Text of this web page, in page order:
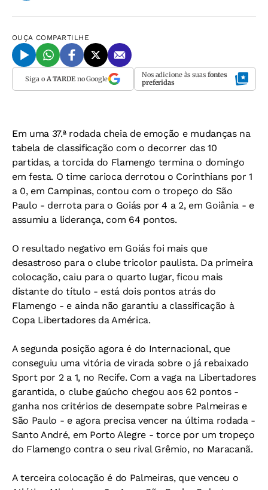
OUÇA COMPARTILHE
Siga o A TARDEno Google Nos adicione às suas fontes
preferidas
Em uma 37.ª rodada cheia de emoção e mudanças na
tabela de classificação com o decorrer das 10
partidas, a torcida do Flamengo termina o domingo
em festa. O time carioca derrotou o Corinthians por 1
a 0, em Campinas, contou com o tropeço do São
Paulo - derrota para o Goiás por 4 a 2, em Goiânia - e
assumiu a liderança, com 64 pontos.
O resultado negativo em Goiás foi mais que
desastroso para o clube tricolor paulista. Da primeira
colocação, caiu para o quarto lugar, ficou mais
distante do título - está dois pontos atrás do
Flamengo - e ainda não garantiu a classificação à
Copa Libertadores da América.
A segunda posição agora é do Internacional, que
conseguiu uma vitória de virada sobre o já rebaixado
Sport por 2 a 1, no Recife. Com a vaga na Libertadores
garantida, o clube gaúcho chegou aos 62 pontos -
ganha nos critérios de desempate sobre Palmeiras e
São Paulo - e agora precisa vencer na última rodada -
Santo André, em Porto Alegre - torce por um tropeço
do Flamengo contra o seu rival Grêmio, no Maracanã.
A terceira colocação é do Palmeiras, que venceu o